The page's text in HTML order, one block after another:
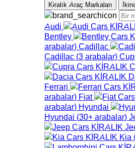
Kiralık Araç Markaları
Audi
Bentley
arabalar) Cadillac
Cadillac (3 arabalar)
Ferrari
arabalar) Fiat
arabalar) Hyundai
Hyundai (30+ arabalar)
Kia